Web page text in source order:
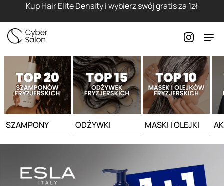
Kup Hair Elite Density i wybierz swój gratis za 1zł
SZAMPONY ODŻYWKI MASKI I OLEJKI
Strona główna - Cyber Salon